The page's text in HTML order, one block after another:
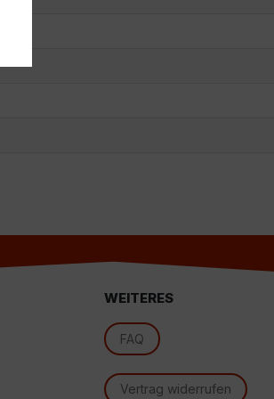
WEITERES
FAQ
Vertrag widerrufen